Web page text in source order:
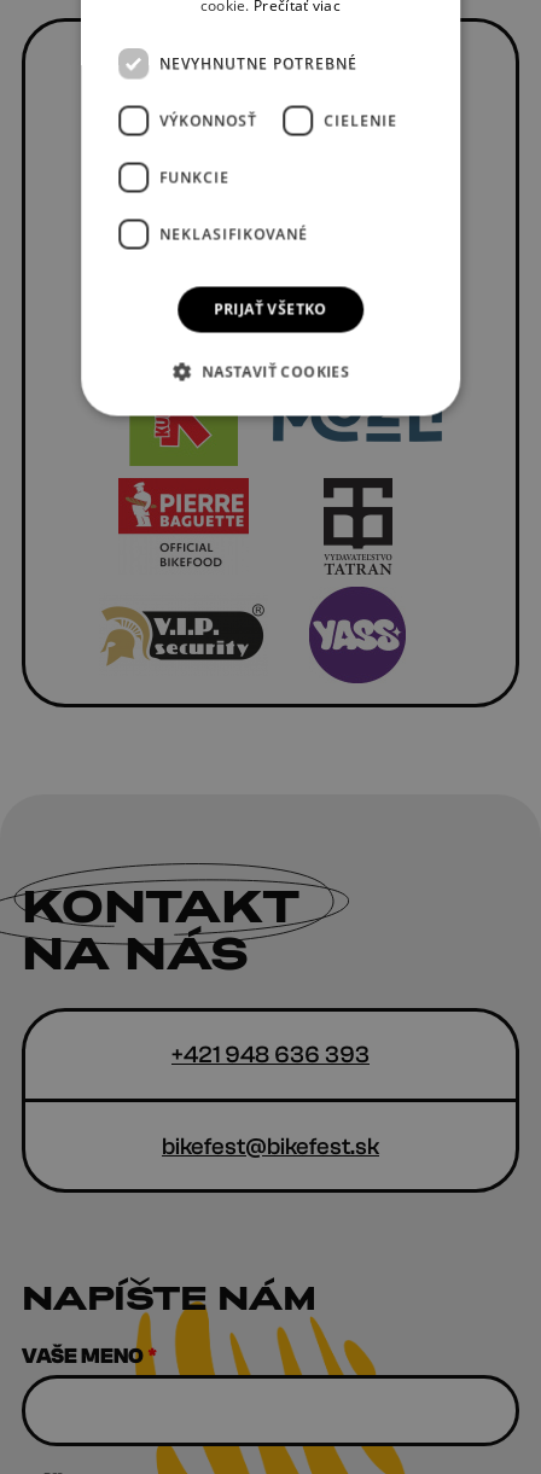
KONTAKT
NA NÁS
+421 948 636 393
bikefest@bikefest.sk
NAPÍŠTE NÁM
VAŠE MENO*
cookie. Prečítať viac
NEVYHNUTNE POTREBNÉ
VÝKONNOSŤ CIELENIE
FUNKCIE
NEKLASIFIKOVANÉ
PRIJAŤ VŠETKO
NASTAVIŤ COOKIES